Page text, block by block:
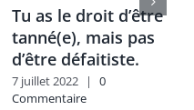
Tu as le droit d’être
tanné(e), mais pas
d’être défaitiste.
7 juillet 2022 |
0
Commentaire